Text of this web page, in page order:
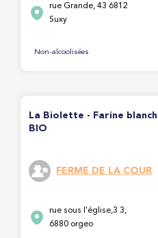
rue Grande, 43 6812
Suxy
Non-alcoolisées
La Biolette - Farine
BIO
FERME DE LA COUR
rue sous l'église,3 3,
6880 orgeo